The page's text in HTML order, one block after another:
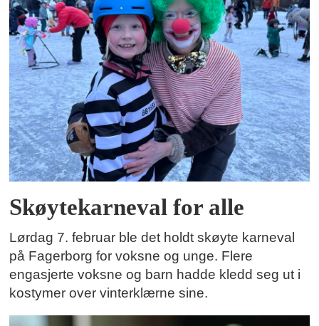
Skøytekarneval for alle
Lørdag 7. februar ble det holdt skøyte karneval
på Fagerborg for voksne og unge. Flere
engasjerte voksne og barn hadde kledd seg ut i
kostymer over vinterklærne sine.